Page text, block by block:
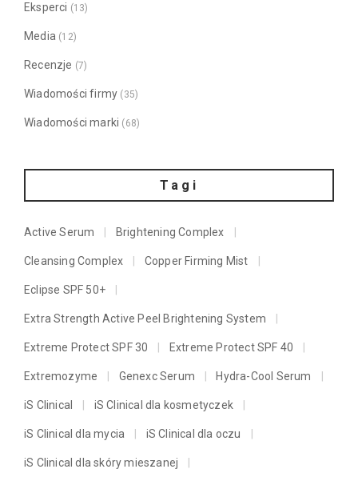
Eksperci (13)
Media (12)
Recenzje (7)
Wiadomości firmy (35)
Wiadomości marki (68)
Tagi
Active Serum Brightening Complex
Cleansing Complex Copper Firming Mist
Eclipse SPF 50+
Extra Strength Active Peel Brightening System
Extreme Protect SPF 30 Extreme Protect SPF 40
Extremozyme Genexc Serum Hydra-Cool Serum
iS Clinical iS Clinical dla kosmetyczek
iS Clinical dla mycia iS Clinical dla oczu
iS Clinical dla skóry mieszanej